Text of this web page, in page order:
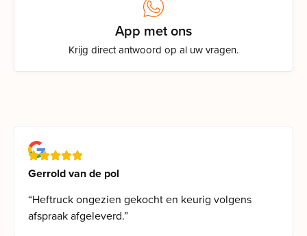
App met ons
Krijg direct antwoord op al uw vragen.
Gerrold van de pol
“Heftruck ongezien gekocht en keurig volgens
afspraak afgeleverd.”